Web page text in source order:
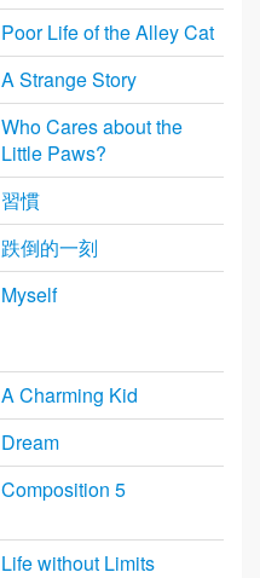
Poor Life of the Alley Cat
A Strange Story
Who Cares about the
Little Paws?
習慣
跌倒的一刻
Myself
A Charming Kid
Dream
Composition 5
Life without Limits